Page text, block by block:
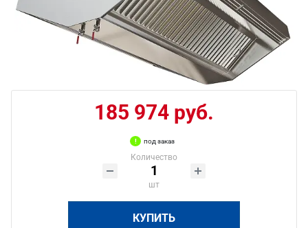
185 974 руб.
под заказ
Количество
шт
КУПИТЬ